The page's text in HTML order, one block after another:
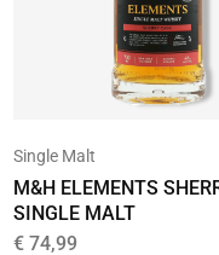
Single Malt
M&H ELEMENTS
SINGLE MALT
€ 74,99